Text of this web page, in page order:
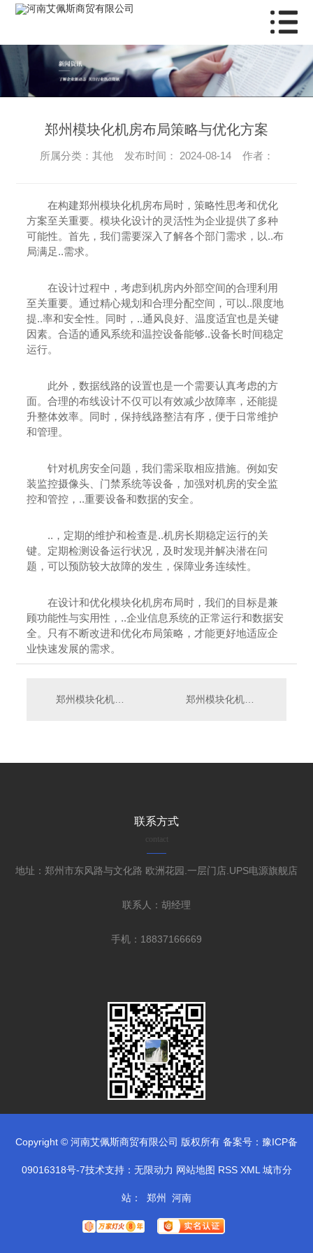
郑州模块化机房布局策略与优化方案
所属分类：其他 发布时间： 2024-08-14 作者：
在构建郑州模块化机房布局时，策略性思考和优化
方案至关重要。模块化设计的灵活性为企业提供了多种
可能性。首先，我们需要深入了解各个部门需求，以..布
局满足..需求。
在设计过程中，考虑到机房内外部空间的合理利用
至关重要。通过精心规划和合理分配空间，可以..限度地
提..率和安全性。同时，..通风良好、温度适宜也是关键
因素。合适的通风系统和温控设备能够..设备长时间稳定
运行。
此外，数据线路的设置也是一个需要认真考虑的方
面。合理的布线设计不仅可以有效减少故障率，还能提
升整体效率。同时，保持线路整洁有序，便于日常维护
和管理。
针对机房安全问题，我们需采取相应措施。例如安
装监控摄像头、门禁系统等设备，加强对机房的安全监
控和管控，..重要设备和数据的安全。
..，定期的维护和检查是..机房长期稳定运行的关
键。定期检测设备运行状况，及时发现并解决潜在问
题，可以预防较大故障的发生，保障业务连续性。
在设计和优化模块化机房布局时，我们的目标是兼
顾功能性与实用性，..企业信息系统的正常运行和数据安
全。只有不断改进和优化布局策略，才能更好地适应企
业快速发展的需求。
郑州模块化机房建设指南及成本分析
联系方式
contact
地址：郑州市东风路与文化路 欧洲花园.一层门店.UPS电源旗舰店
联系人：胡经理
手机：18837166669
Copyright © 河南艾佩斯商贸有限公司 版权所有 备案号： 豫ICP备
09016318号-7技术支持： 无限动力 网站地图 RSS XML 城市分
站 ： 郑州 河南